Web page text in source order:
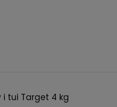
i tui Target 4 kg